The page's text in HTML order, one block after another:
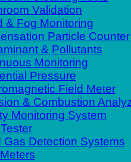
Validation
& Fog Monitoring
Particle Counter
& Pollutants
Monitoring
Pressure
Field Meter
& Combustion
Monitoring System
Gas Detection Systems